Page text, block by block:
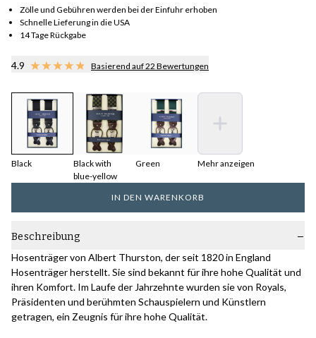
Zölle und Gebühren werden bei der Einfuhr erhoben
Schnelle Lieferung in die USA
14 Tage Rückgabe
4.9 Basierend auf 22 Bewertungen
Black
Black with
blue-yellow
Green Mehr anzeigen
IN DEN WARENKORB
Beschreibung
Hosenträger von Albert Thurston, der seit 1820 in England
Hosenträger herstellt. Sie sind bekannt für ihre hohe Qualität und
ihren Komfort. Im Laufe der Jahrzehnte wurden sie von Royals,
Präsidenten und berühmten Schauspielern und Künstlern
getragen, ein Zeugnis für ihre hohe Qualität.